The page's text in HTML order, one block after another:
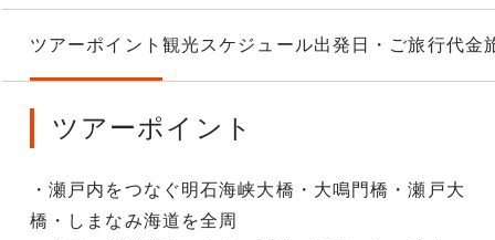
ツアーポイント 観光スケジュール出発日・ご旅行代金
ツアーポイント
・瀬戸内をつなぐ明石海峡大橋・大鳴門橋・瀬戸大
橋・しまなみ海道を全周